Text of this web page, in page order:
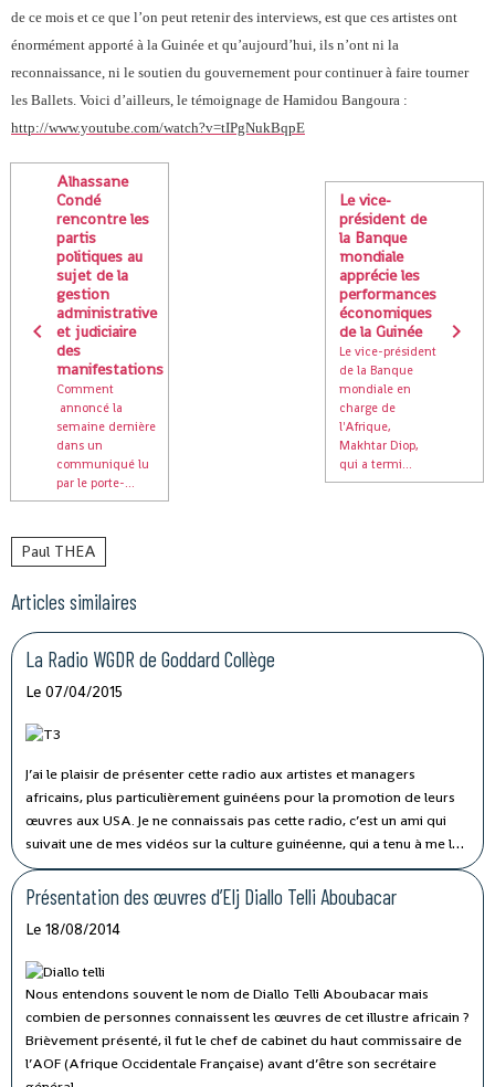
de ce mois et ce que l’on peut retenir des interviews, est que ces artistes ont
énormément apporté à la Guinée et qu’aujourd’hui, ils n’ont ni la
reconnaissance, ni le soutien du gouvernement pour continuer à faire tourner
les Ballets. Voici d’ailleurs, le témoignage de Hamidou Bangoura :
http://www.youtube.com/watch?v=tIPgNukBqpE
Alhassane
Condé
rencontre les
partis
politiques au
sujet de la
gestion
administrative
et judiciaire
des
manifestations
Comment
annoncé la
semaine dernière
dans un
communiqué lu
par le porte-...
Le vice-
président de
la Banque
mondiale
apprécie les
performances
économiques
de la Guinée
Le vice-président
de la Banque
mondiale en
charge de
l'Afrique,
Makhtar Diop,
qui a termi...
Paul THEA
Articles similaires
La Radio WGDR de Goddard Collège
Le 07/04/2015
J’ai le plaisir de présenter cette radio aux artistes et managers
africains, plus particulièrement guinéens pour la promotion de leurs
œuvres aux USA. Je ne connaissais pas cette radio, c’est un ami qui
suivait une de mes vidéos sur la culture guinéenne, qui a tenu à me la
recommander.
Présentation des œuvres d’Elj Diallo Telli Aboubacar
Le 18/08/2014
Nous entendons souvent le nom de Diallo Telli Aboubacar mais
combien de personnes connaissent les œuvres de cet illustre africain ?
Brièvement présenté, il fut le chef de cabinet du haut commissaire de
l’AOF (Afrique Occidentale Française) avant d’être son secrétaire